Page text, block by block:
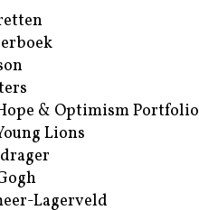
& Optimism Portfolio
Lions
Lagerveld